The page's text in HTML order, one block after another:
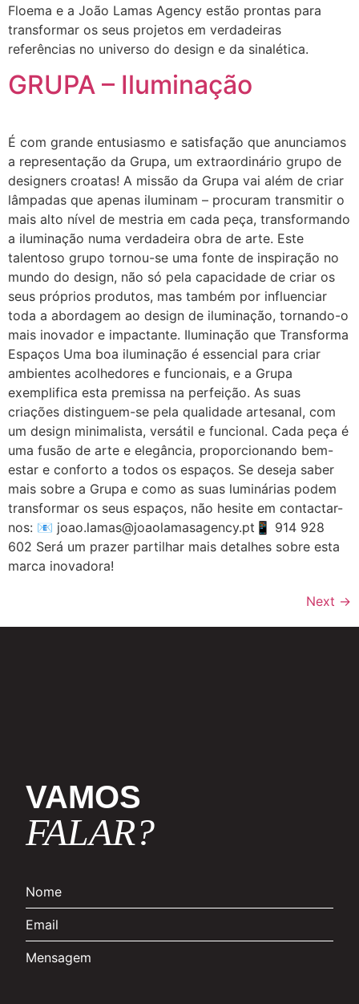
Floema e a João Lamas Agency estão prontas para
transformar os seus projetos em verdadeiras
referências no universo do design e da sinalética.
GRUPA – Iluminação
É com grande entusiasmo e satisfação que anunciamos
a representação da Grupa, um extraordinário grupo de
designers croatas! A missão da Grupa vai além de criar
lâmpadas que apenas iluminam – procuram transmitir o
mais alto nível de mestria em cada peça, transformando
a iluminação numa verdadeira obra de arte. Este
talentoso grupo tornou-se uma fonte de inspiração no
mundo do design, não só pela capacidade de criar os
seus próprios produtos, mas também por influenciar
toda a abordagem ao design de iluminação, tornando-o
mais inovador e impactante. Iluminação que Transforma
Espaços Uma boa iluminação é essencial para criar
ambientes acolhedores e funcionais, e a Grupa
exemplifica esta premissa na perfeição. As suas
criações distinguem-se pela qualidade artesanal, com
um design minimalista, versátil e funcional. Cada peça é
uma fusão de arte e elegância, proporcionando bem-
estar e conforto a todos os espaços. Se deseja saber
mais sobre a Grupa e como as suas luminárias podem
transformar os seus espaços, não hesite em contactar-
nos: 📧 joao.lamas@joaolamasagency.pt📱 914 928
602 Será um prazer partilhar mais detalhes sobre esta
marca inovadora!
Next →
VAMOS
FALAR?